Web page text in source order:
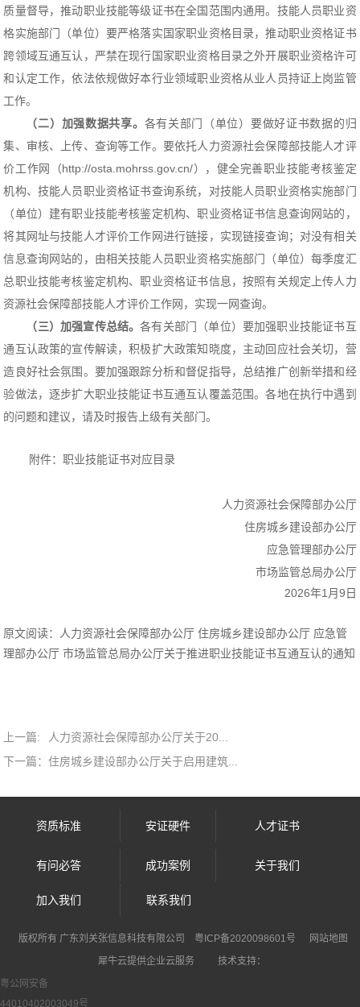
质量督导，推动职业技能等级证书在全国范围内通用。技能人员职业资
格实施部门（单位）要严格落实国家职业资格目录，推动职业资格证书
跨领域互通互认，严禁在现行国家职业资格目录之外开展职业资格许可
和认定工作，依法依规做好本行业领域职业资格从业人员持证上岗监管
工作。
（二）加强数据共享。 各有关部门（单位）要做好证书数据的归
集、审核、上传、查询等工作。要依托人力资源社会保障部技能人才评
价工作网（http://osta.mohrss.gov.cn/），健全完善职业技能考核鉴定
机构、技能人员职业资格证书查询系统，对技能人员职业资格实施部门
（单位）建有职业技能考核鉴定机构、职业资格证书信息查询网站的，
将其网址与技能人才评价工作网进行链接，实现链接查询；对没有相关
信息查询网站的，由相关技能人员职业资格实施部门（单位）每季度汇
总职业技能考核鉴定机构、职业资格证书信息，按照有关规定上传人力
资源社会保障部技能人才评价工作网，实现一网查询。
（三）加强宣传总结。各有关部门（单位）要加强职业技能证书互
通互认政策的宣传解读，积极扩大政策知晓度，主动回应社会关切，营
造良好社会氛围。要加强跟踪分析和督促指导，总结推广创新举措和经
验做法，逐步扩大职业技能证书互通互认覆盖范围。各地在执行中遇到
的问题和建议，请及时报告上级有关部门。
附件：职业技能证书对应目录
人力资源社会保障部办公厅
住房城乡建设部办公厅
应急管理部办公厅
市场监管总局办公厅
2026年1月9日
原文阅读： 人力资源社会保障部办公厅 住房城乡建设部办公厅 应急管
理部办公厅 市场监管总局办公厅关于推进职业技能证书互通互认的通知
上一篇:
人力资源社会保障部办公厅关于20...
下一篇：住房城乡建设部办公厅关于启用建筑...
资质标准 安证硬件 人才证书
有问必答 成功案例 关于我们
加入我们 联系我们
版权所有 广东刘关张信息科技有限公司
犀牛云提供企业云服务 粤ICP备2020098601号
网站地图
犀牛云提供企业云服务
技术支持：
粤公网安备
44010402003049号